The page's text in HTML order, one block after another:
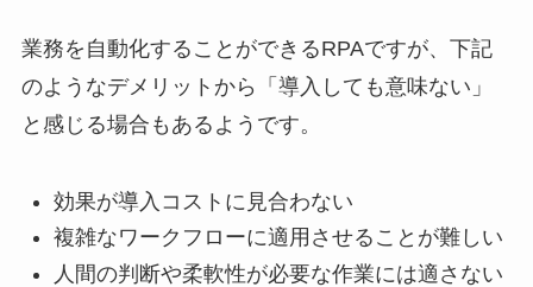
業務を自動化することができるRPAですが、下記
のようなデメリットから「導入しても意味ない」
と感じる場合もあるようです。
効果が導入コストに見合わない
複雑なワークフローに適用させることが難しい
人間の判断や柔軟性が必要な作業には適さない